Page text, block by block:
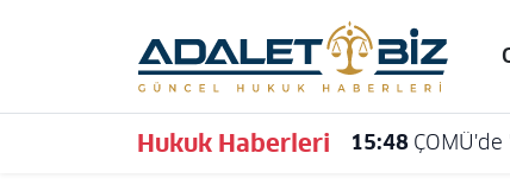
Hukuk Haberleri 15:48
Hava Durumu
Trafik Durumu